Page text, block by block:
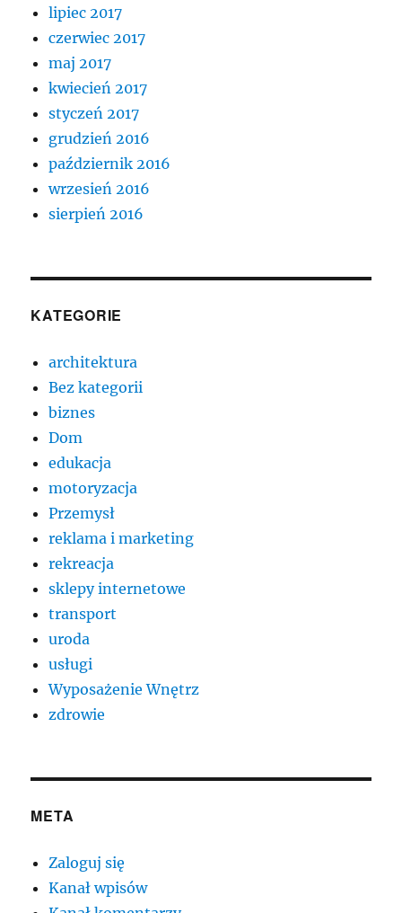
lipiec 2017
czerwiec 2017
maj 2017
kwiecień 2017
styczeń 2017
grudzień 2016
październik 2016
wrzesień 2016
sierpień 2016
KATEGORIE
architektura
Bez kategorii
biznes
Dom
edukacja
motoryzacja
Przemysł
reklama i marketing
rekreacja
sklepy internetowe
transport
uroda
usługi
Wyposażenie Wnętrz
zdrowie
META
Zaloguj się
Kanał wpisów